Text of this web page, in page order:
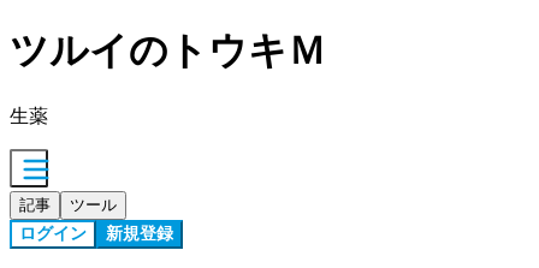
ツルイのトウキＭ
生薬
記事 ツール
ログイン 新規登録